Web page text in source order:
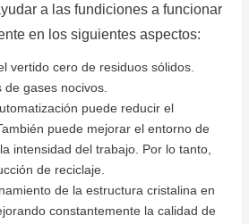
a las fundiciones a funcionar
en los siguientes aspectos:
vertido cero de residuos sólidos.
de gases nocivos.
puede reducir el
puede mejorar el entorno de
intensidad del trabajo. Por lo tanto,
de reciclaje.
de la estructura cristalina en
constantemente la calidad de